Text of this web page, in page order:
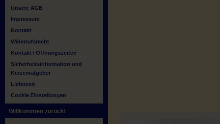
Unsere AGB
Impressum
Kontakt
Widerrufsrecht
Kontakt / Öffnungszeiten
Sicherheitsinformation und
Kerzenratgeber
Lieferzeit
Cookie Einstellungen
Willkommen zurück!